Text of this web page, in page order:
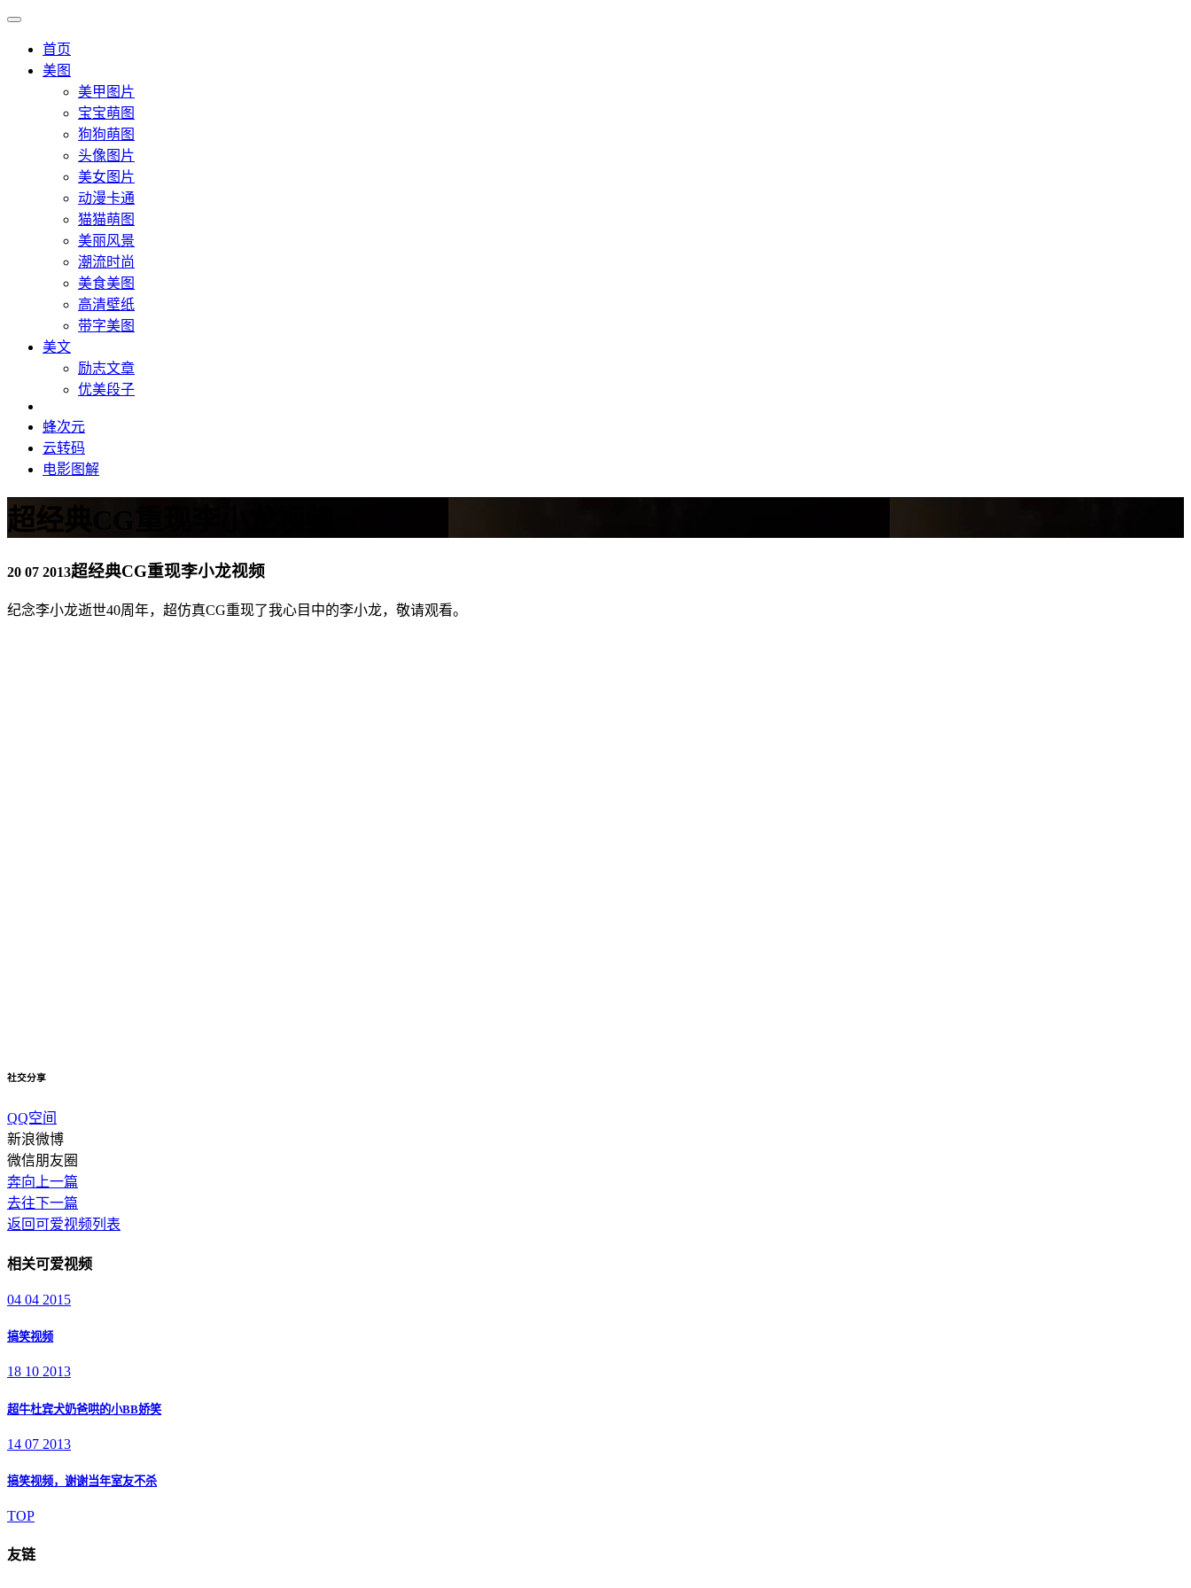
首页
美图
美甲图片
宝宝萌图
狗狗萌图
头像图片
美女图片
动漫卡通
猫猫萌图
美丽风景
潮流时尚
美食美图
高清壁纸
带字美图
美文
励志文章
优美段子
蜂次元
云转码
电影图解
超经典CG重现李小龙视频
20 07 2013超经典CG重现李小龙视频
纪念李小龙逝世40周年，超仿真CG重现了我心目中的李小龙，敬请观看。
社交分享
QQ空间
新浪微博
微信朋友圈
奔向上一篇
去往下一篇
返回可爱视频列表
相关可爱视频
04 04 2015
搞笑视频
18 10 2013
超牛杜宾犬奶爸哄的小BB娇笑
14 07 2013
搞笑视频，谢谢当年室友不杀
TOP
友链